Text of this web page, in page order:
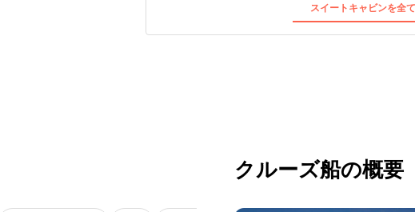
スイートキャビンを全
クルーズ船の概要